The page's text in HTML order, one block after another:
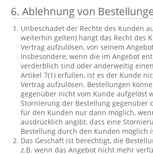
6. Ablehnung von
Unbeschadet der Rechte des Kunden
weiterhin gelten) hängt das Recht des
Vertrag aufzulösen, von seinem
Insbesondere, wenn die im Angebot
verderblich sind oder anderweitig
Artikel 7(1) erfüllen, ist es der Kunde
Vertrag aufzulösen. Bestellungen
gegenüber nicht vom Kunde aufgelöst
Stornierung der Bestellung gegenüber
für den Kunden nur dann möglich,
ausdrücklich angibt, dass eine
Bestellung durch den Kunden möglich
Das Geschäft ist berechtigt, die
z.B. wenn das Angebot nicht mehr